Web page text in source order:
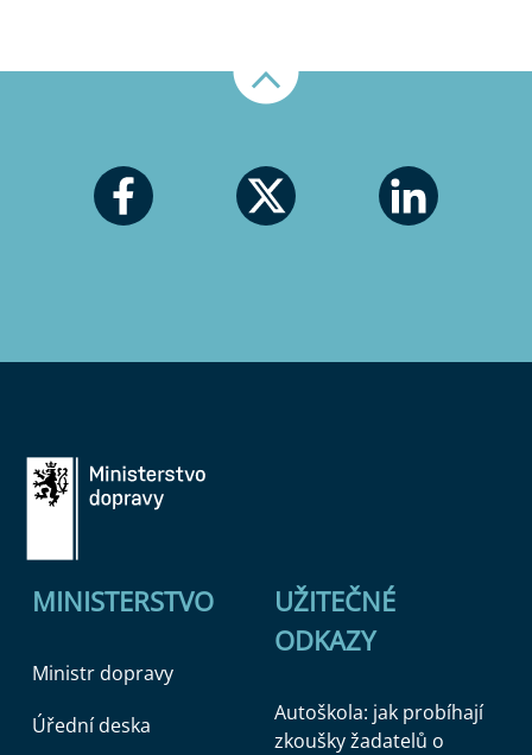
MINISTERSTVO
Ministr dopravy
Úřední deska
UŽITEČNÉ
ODKAZY
Autoškola: jak probíhají
zkoušky žadatelů o